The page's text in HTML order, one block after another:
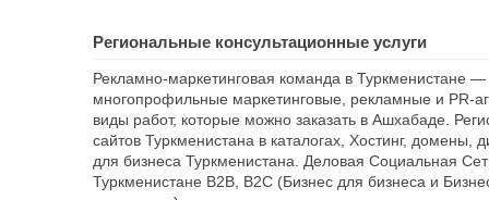
Региональные консультационные услуги
Рекламно-маркетинговая команда в Туркменистане —
многопрофильные маркетинговые, рекламные и PR-
виды работ, которые можно заказать в Ашхабаде.
сайтов Туркменистана в каталогах, Хостинг, домены,
для бизнеса Туркменистана. Деловая Социальная
Туркменистане B2B, B2C (Бизнес для бизнеса и